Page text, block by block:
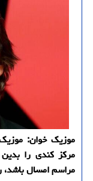
موزیک خوان: موزیک
مرکز کندی را
مراسم امسال باشد،